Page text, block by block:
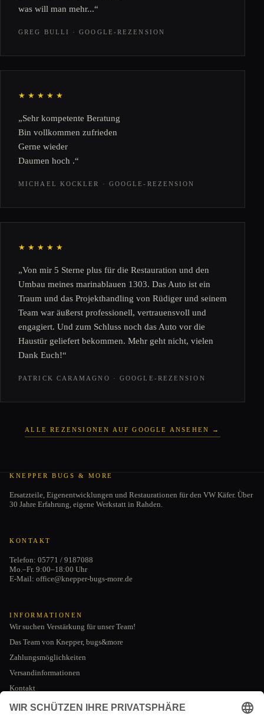
was will man mehr...“
GREG BULLI · GOOGLE-REZENSION
★★★★★
„Sehr kompetente Beratung
Bin vollkommen zufrieden
Gerne wieder
Daumen hoch .“
MICHAEL KOCKLER · GOOGLE-REZENSION
★★★★★
„Von mir 5 Sterne plus für die Restauration und den
Umbau meines marinablauen 1303. Das Auto ist ein
Traum und das Projekthandling von Rüdiger und seinem
Team war äußerst professionell, vertrauensvoll und
engagiert. Und zum Schluss noch das Auto vor die
Haustür geliefert bekommen. Mehr geht nicht, vielen
Dank Euch!“
PATRICK CARAMAGNO · GOOGLE-REZENSION
ALLE REZENSIONEN AUF GOOGLE ANSEHEN →
KNEPPER BUGS & MORE
Ersatzteile, Eigenentwicklungen und Restaurationen für den VW Käfer. Über
30 Jahre Erfahrung, eigene Werkstatt in Rahden.
KONTAKT
Telefon: 05771 / 9187088
Mo.–Fr. 9:00–18:00 Uhr
E-Mail: office@knepper-bugs-more.de
INFORMATIONEN
Wir suchen Verstärkung für unser Team!
Das Team von Knepper, bugs&more
Zahlungsmöglichkeiten
Versandinformationen
Kontakt
AGB